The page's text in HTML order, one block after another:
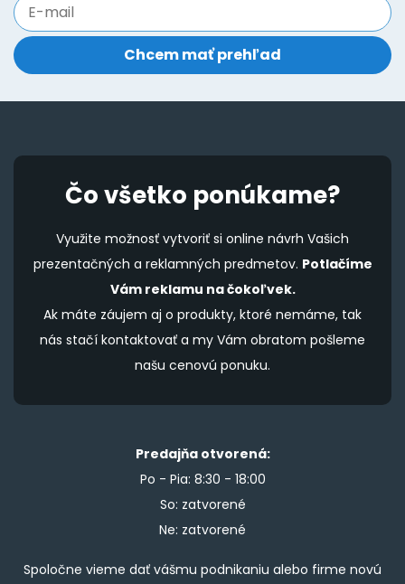
Čo všetko ponúkame?
Využite možnosť vytvoriť si online návrh Vašich
prezentačných a reklamných predmetov. Potlačíme
Vám reklamu na čokoľvek.
Ak máte záujem aj o produkty, ktoré nemáme, tak
nás stačí kontaktovať a my Vám obratom pošleme
našu cenovú ponuku.
Predajňa otvorená:
Po - Pia: 8:30 - 18:00
So: zatvorené
Ne: zatvorené
Spoločne vieme dať vášmu podnikaniu alebo firme novú